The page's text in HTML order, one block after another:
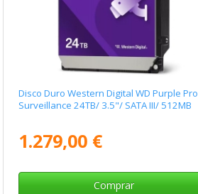
Disco Duro Western Digital WD Purple Pro
Surveillance 24TB/ 3.5"/ SATA III/ 512MB
1.279,00 €
Comprar